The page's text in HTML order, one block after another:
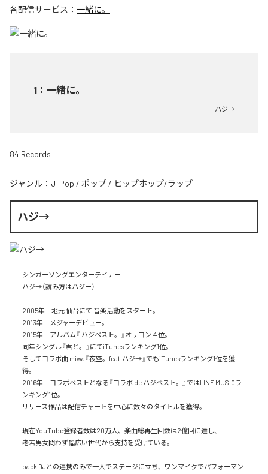
各配信サービス： 一緒に。
1 ： 一緒に。
ハジ→
84 Records
ジャンル： J-Pop / ポップ / ヒップホップ/ラップ
ハジ→
シンガーソングエンターテイナー
ハジ→（読み方はハジー）
2005年　地元 仙台にて 音楽活動をスタート。
2013年　メジャーデビュー。
2015年　アルバム『 ハジベスト。』オリコン４位。
同年シングル『君と。』にてiTunesランキング1位。
そしてコラボ曲 miwa『夜空。feat.ハジ→』でもiTunesランキング1位を獲
得。
2016年　コラボベストとなる『コラボ de ハジベスト。』ではLINE MUSICラ
ンキング1位。
リリース作品は配信チャートを中心に数々のタイトルを獲得。
現在YouTube登録者数は20万人、楽曲総再生回数は2億回に達し、
老若男女問わず幅広い世代から支持を受けている。
back DJとの連携のみで一人でステージに立ち、ワンマイクでパフォーマン